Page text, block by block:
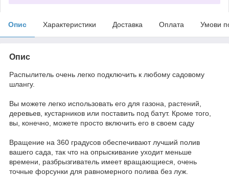
Опис Характеристики Доставка Оплата Умови
Опис
Распылитель очень легко подключить к любому садовому
шлангу.
Вы можете легко использовать его для газона, растений,
деревьев, кустарников или поставить под батут. Кроме того,
вы, конечно, можете просто включить его в своем саду
Вращение на 360 градусов обеспечивают лучший полив
вашего сада, так что на опрыскивание уходит меньше
времени, разбрызгиватель имеет вращающиеся, очень
точные форсунки для равномерного полива без луж.